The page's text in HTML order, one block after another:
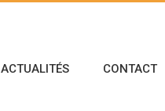
ACTUALITÉS CONTACT